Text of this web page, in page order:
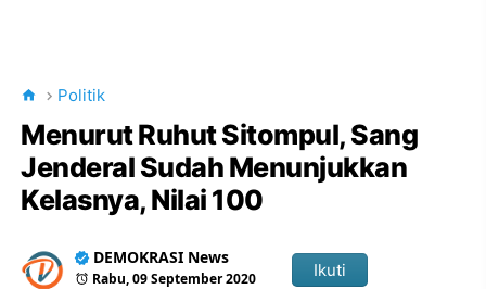
Politik
Menurut Ruhut Sitompul, Sang
Jenderal Sudah Menunjukkan
Kelasnya, Nilai 100
DEMOKRASI News
Rabu, 09 September 2020 Ikuti